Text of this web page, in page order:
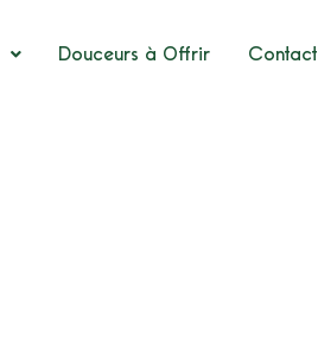
Douceurs à Offrir Contact